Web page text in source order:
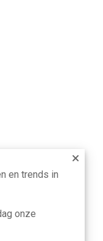
en trends in
onze